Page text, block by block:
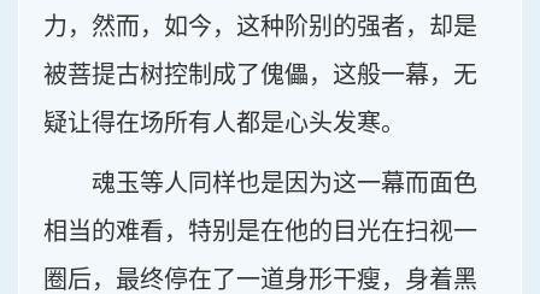
力，然而，如今，这种阶别的强者，却是
被菩提古树控制成了傀儡，这般一幕，无
疑让得在场所有人都是心头发寒。
魂玉等人同样也是因为这一幕而面色
相当的难看，特别是在他的目光在扫视一
圈后，最终停在了一道身形干瘦，身着黑